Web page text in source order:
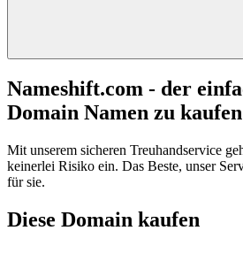
Nameshift.com - der
Domain Namen zu kaufen
Mit unserem sicheren Treuhandservice
keinerlei Risiko ein. Das Beste, unser
für sie.
Diese Domain kaufen